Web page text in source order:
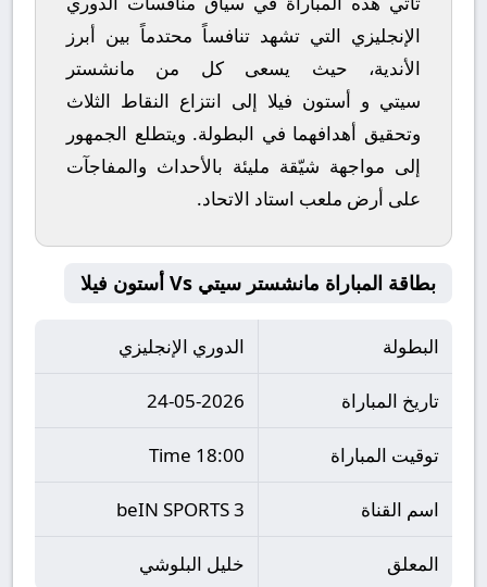
الإنجليزي التي تشهد تنافساً محتدماً بين أبرز
الأندية، حيث يسعى كل من مانشستر
سيتي و أستون فيلا إلى انتزاع النقاط الثلاث
وتحقيق أهدافهما في البطولة. ويتطلع الجمهور
إلى مواجهة شيّقة مليئة بالأحداث والمفاجآت
على أرض ملعب استاد الاتحاد.
بطاقة المباراة مانشستر سيتي Vs أستون فيلا
البطولة الدوري الإنجليزي
تاريخ المباراة 24-05-2026
توقيت المباراة 18:00 Time
اسم القناة beIN SPORTS 3
المعلق خليل البلوشي